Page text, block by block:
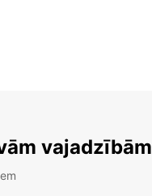
vajadzībām